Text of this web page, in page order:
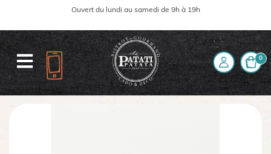
Ouvert du lundi au samedi de 9h à 19h
0